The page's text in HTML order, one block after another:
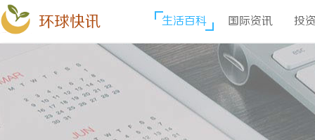
环球快讯 生活百科 国际资讯 投